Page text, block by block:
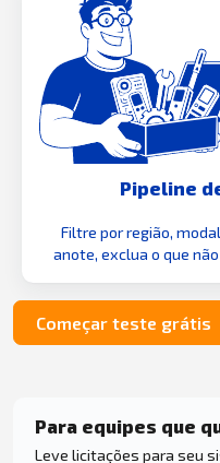
Pipeline
Filtre por região,
anote, exclua o que
Começar teste grátis
Para equipes que
Leve licitações para seu